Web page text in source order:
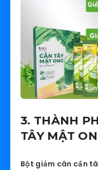
3. THÀNH
TÂY MẬT
Bột giảm cân cần